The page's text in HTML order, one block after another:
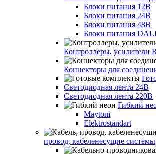
Блоки питания 12В
Блоки питания 24В
Блоки питания 48В
Блоки питания
Контроллеры, усилители
Коннекторы для
Светодиодная лента 24В
Светодиодная лента 220В
Гибкий
Maytoni
Elektrostandart
провод, кабеленесущие системы